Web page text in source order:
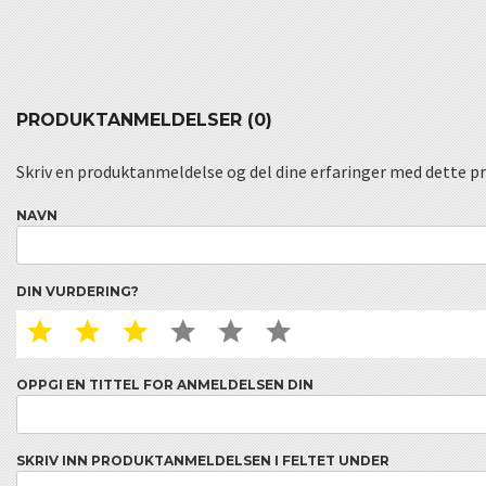
PRODUKTANMELDELSER (0)
Skriv en produktanmeldelse og del dine erfaringer med dette
NAVN
DIN VURDERING?
1 STAR2 STAR3 STAR4 STAR5 STAR
OPPGI EN TITTEL FOR ANMELDELSEN DIN
SKRIV INN PRODUKTANMELDELSEN I FELTET UNDER